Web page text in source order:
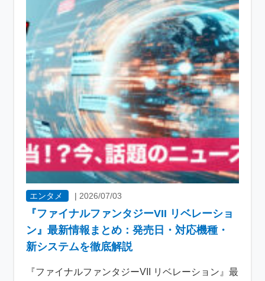
エンタメ | 2026/07/03
『ファイナルファンタジーVII リベレーショ
ン』最新情報まとめ：発売日・対応機種・
新システムを徹底解説
『ファイナルファンタジーVII リベレーション』最